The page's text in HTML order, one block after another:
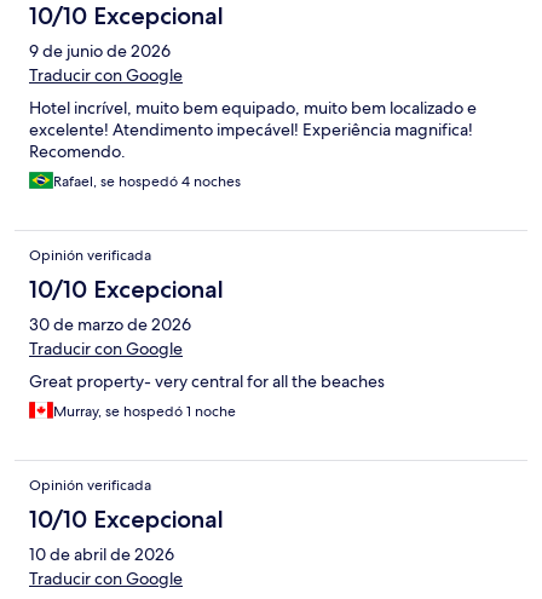
10/10 Excepcional
9 de junio de 2026
Traducir con Google
Hotel incrível, muito bem equipado, muito bem localizado e
excelente! Atendimento impecável! Experiência magnifica!
Recomendo.
Rafael, se hospedó 4 noches
Opinión verificada
10/10 Excepcional
30 de marzo de 2026
Traducir con Google
Great property- very central for all the beaches
Murray, se hospedó 1 noche
Opinión verificada
10/10 Excepcional
10 de abril de 2026
Traducir con Google